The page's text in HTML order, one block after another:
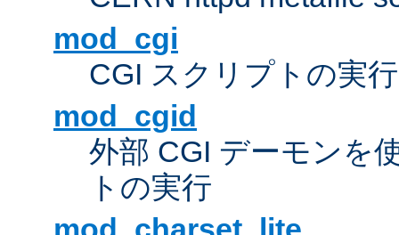
mod_cgi
CGI スクリプトの実行
mod_cgid
外部 CGI デーモンを
トの実行